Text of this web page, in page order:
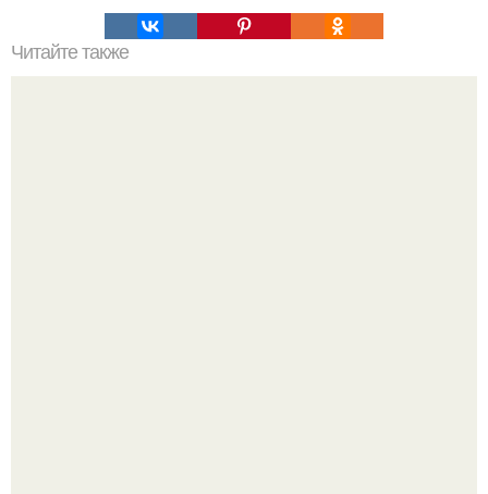
Читайте также